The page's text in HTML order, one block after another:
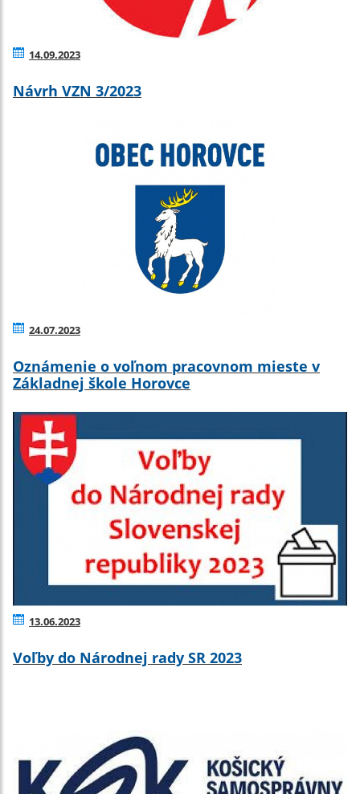
14.09.2023
Návrh VZN 3/2023
24.07.2023
Oznámenie o voľnom pracovnom mieste v
Základnej škole Horovce
13.06.2023
Voľby do Národnej rady SR 2023